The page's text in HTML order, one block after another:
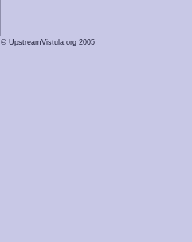
© UpstreamVistula.org 2005